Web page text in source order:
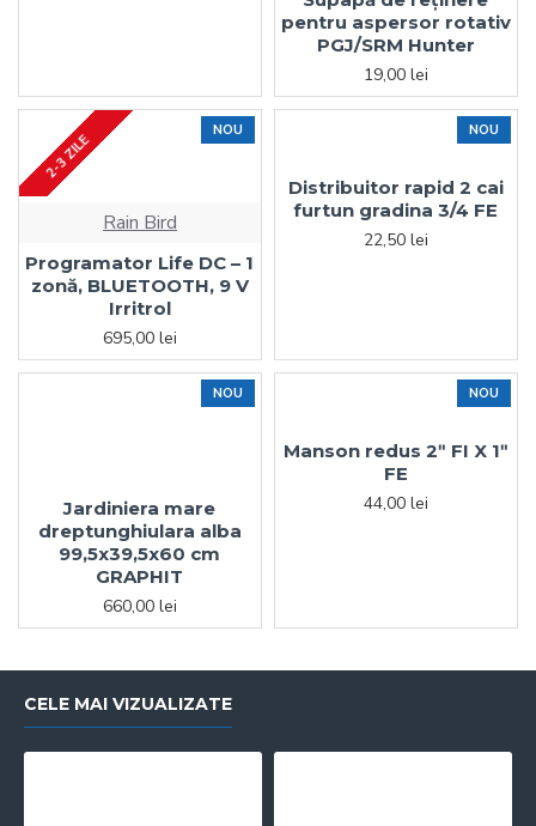
pentru aspersor rotativ
PGJ/SRM Hunter
19,00 lei
NOU
2-3 ZILE
Rain Bird
Programator Life DC – 1
zonă, BLUETOOTH, 9 V
Irritrol
695,00 lei
NOU
Distribuitor rapid 2 cai
furtun gradina 3/4 FE
22,50 lei
NOU
Jardiniera mare
dreptunghiulara alba
99,5x39,5x60 cm
GRAPHIT
660,00 lei
NOU
Manson redus 2ʺ FI X 1ʺ
FE
44,00 lei
CELE MAI VIZUALIZATE